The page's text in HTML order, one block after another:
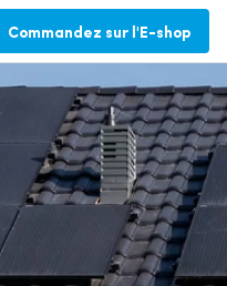
Commandez sur l'E-shop